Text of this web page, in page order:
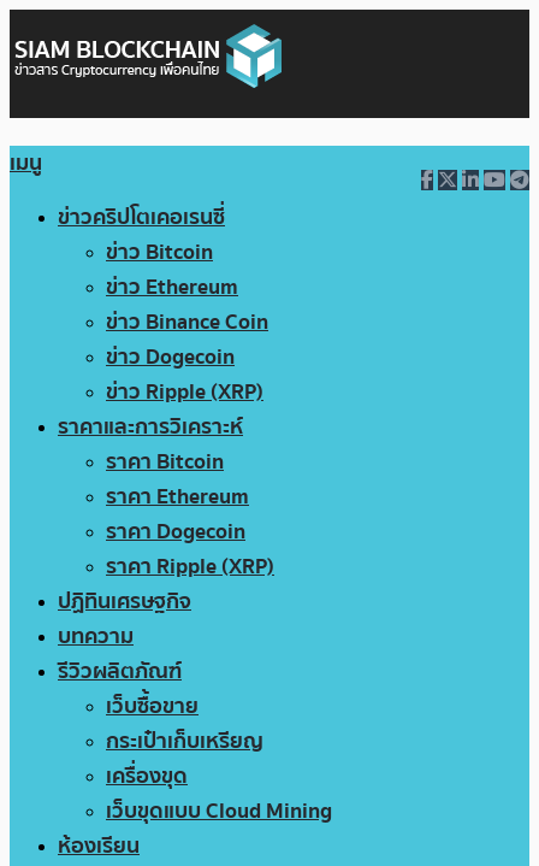
เมนู
ข่าวคริปโตเคอเรนซี่
ข่าว Bitcoin
ข่าว Ethereum
ข่าว Binance Coin
ข่าว Dogecoin
ข่าว Ripple (XRP)
ราคาและการวิเคราะห์
ราคา Bitcoin
ราคา Ethereum
ราคา Dogecoin
ราคา Ripple (XRP)
ปฏิทินเศรษฐกิจ
บทความ
รีวิวผลิตภัณฑ์
เว็บซื้อขาย
กระเป๋าเก็บเหรียญ
เครื่องขุด
เว็บขุดแบบ Cloud Mining
ห้องเรียน